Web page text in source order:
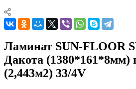
Ламинат SUN-FLOOR
Дакота (1380*161*8мм)
(2,443м2) 33/4V